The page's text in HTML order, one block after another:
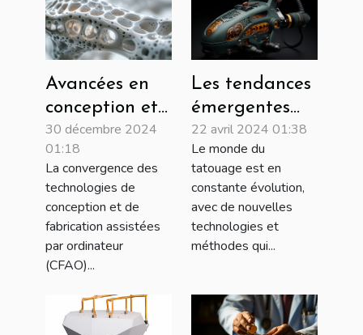
Avancées en
conception et
production
CFAO pour
orthopédie et
podologie
30 décembre 2024
01:18
La convergence des
technologies de
conception et de
fabrication assistées
par ordinateur
(CFAO)...
Les tendances
émergentes
dans les
équipements
de tatouage
en 2023
22 avril 2024 01:38
Le monde du
tatouage est en
constante évolution,
avec de nouvelles
technologies et
méthodes qui...